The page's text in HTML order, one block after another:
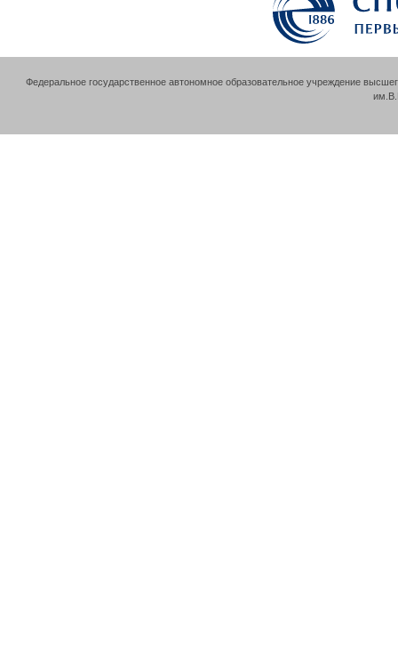
Федеральное государственное автономное образовательное учреждение